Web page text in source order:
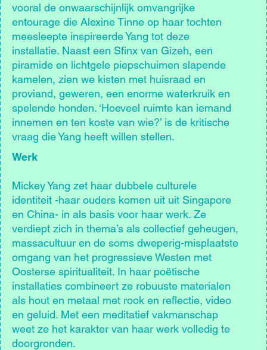
vooral de onwaarschijnlijk omvangrijke
entourage die Alexine Tinne op haar tochten
meesleepte inspireerde Yang tot deze
installatie. Naast een Sfinx van Gizeh, een
piramide en lichtgele piepschuimen slapende
kamelen, zien we kisten met huisraad en
proviand, geweren, een enorme waterkruik en
spelende honden. ‘Hoeveel ruimte kan iemand
innemen en ten koste van wie?’ is de kritische
vraag die Yang heeft willen stellen.
Werk
Mickey Yang zet haar dubbele culturele
identiteit -haar ouders komen uit uit Singapore
en China- in als basis voor haar werk. Ze
verdiept zich in thema’s als collectief geheugen,
massacultuur en de soms dweperig-misplaatste
omgang van het progressieve Westen met
Oosterse spiritualiteit. In haar poëtische
installaties combineert ze robuuste materialen
als hout en metaal met rook en reflectie, video
en geluid. Met een meditatief vakmanschap
weet ze het karakter van haar werk volledig te
doorgronden.